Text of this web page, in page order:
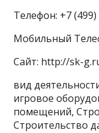
Телефон: +7 (499)
Мобильный
Сайт: http://sk-
вид
игровое
помещений,
Строительство